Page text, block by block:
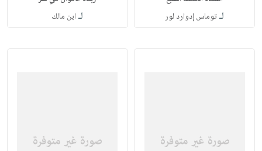
لـتوماس إدوارد لور لـ ابن مالك